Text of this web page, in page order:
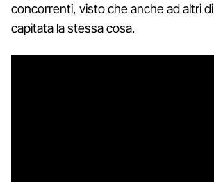
concorrenti, visto che anche ad altri
capitata la stessa cosa.